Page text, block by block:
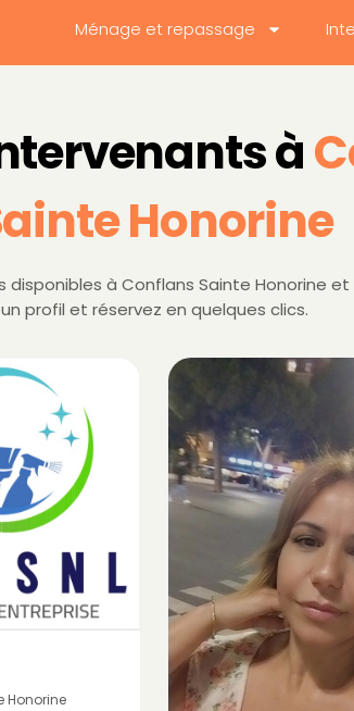
Ménage et repassage
à
Honorine
à Conflans Sainte Honorine et
un profil et réservez en quelques clics.
Honorine